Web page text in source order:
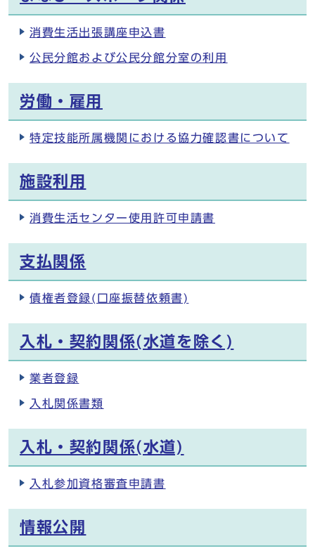
消費生活出張講座申込書
公民分館および公民分館分室の利用
労働・雇用
特定技能所属機関における協力確認書について
施設利用
消費生活センター使用許可申請書
支払関係
債権者登録(口座振替依頼書)
入札・契約関係(水道を除く)
業者登録
入札関係書類
入札・契約関係(水道)
入札参加資格審査申請書
情報公開